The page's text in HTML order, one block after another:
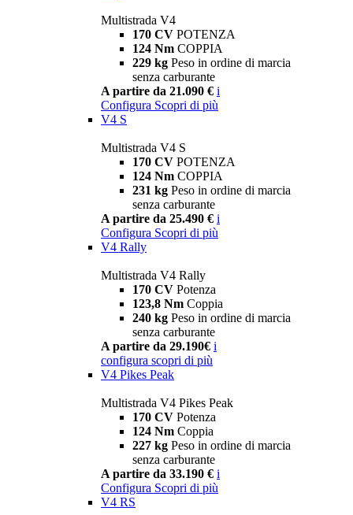
Multistrada V4
170 CV POTENZA
124 Nm COPPIA
229 kg Peso in ordine di marcia
senza carburante
A partire da 21.090 € i
Configura Scopri di più
V4 S
Multistrada V4 S
170 CV POTENZA
124 Nm COPPIA
231 kg Peso in ordine di marcia
senza carburante
A partire da 25.490 € i
Configura Scopri di più
V4 Rally
Multistrada V4 Rally
170 CV Potenza
123,8 Nm Coppia
240 kg Peso in ordine di marcia
senza carburante
A partire da 29.190€ i
configura scopri di più
V4 Pikes Peak
Multistrada V4 Pikes Peak
170 CV Potenza
124 Nm Coppia
227 kg Peso in ordine di marcia
senza carburante
A partire da 33.190 € i
Configura Scopri di più
V4 RS